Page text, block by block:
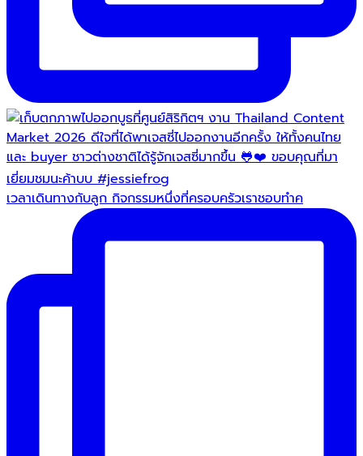
เวลาเดินทางกับลูก กิจกรรมหนึ่งที่ครอบครัวเราชอบทำค